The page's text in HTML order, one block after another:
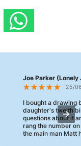
Joe Parker (Lonely
25/
I bought a drawing
daughter's twelth
questions about it
rang the number
the main man Matt